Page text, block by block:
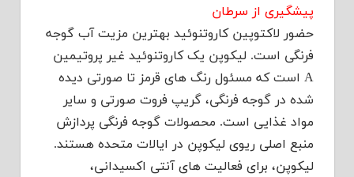
پیشگیری از سرطان
حضور لاکتوپین کاروتنوئید بهترین مزیت آب گوجه
فرنگی است. لیکوپن یک کاروتنوئید غیر پروتیمین
A است که مسئول رنگ های قرمز تا صورتی دیده
شده در گوجه فرنگی، گریپ فروت صورتی و سایر
مواد غذایی است. محصولات گوجه فرنگی پردازش
منبع اصلی ریوی لیکوپن در ایالات متحده هستند.
لیکوپن، برای فعالیت های آنتی اکسیدانی،